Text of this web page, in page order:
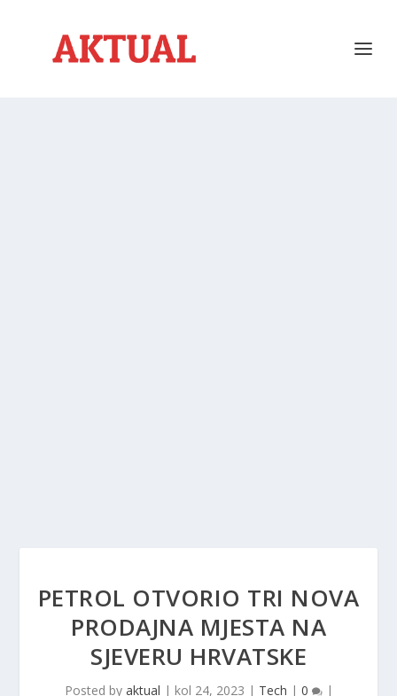
PETROL OTVORIO TRI NOVA
PRODAJNA MJESTA NA
SJEVERU HRVATSKE
Posted by aktual | kol 24, 2023 | Tech | 0 |